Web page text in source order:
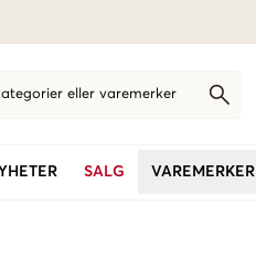
eller varemerker
SALG VAREMERKER